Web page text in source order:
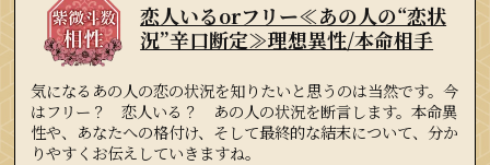
恋人いるorフリー≪あの人の“恋状
況”辛口断定≫理想異性/本命相手
気になるあの人の恋の状況を知りたいと思うのは当然です。今
はフリー？ 恋人いる？ あの人の状況を断言します。本命異
性や、あなたへの格付け、そして最終的な結末について、分か
りやすくお伝えしていきますね。